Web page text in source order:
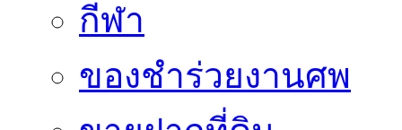
กีฬา
ของชำร่วยงานศพ